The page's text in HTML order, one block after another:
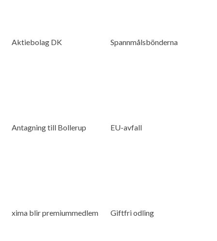
Aktiebolag DK Spannmålsbönderna
Antagning till Bollerup EU-avfall
xima blir premiummedlem Giftfri odling